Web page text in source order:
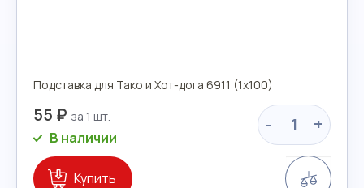
Подставка для Тако и Хот-дога 6911 (1х100)
55 ₽ - +
В наличии
Купить